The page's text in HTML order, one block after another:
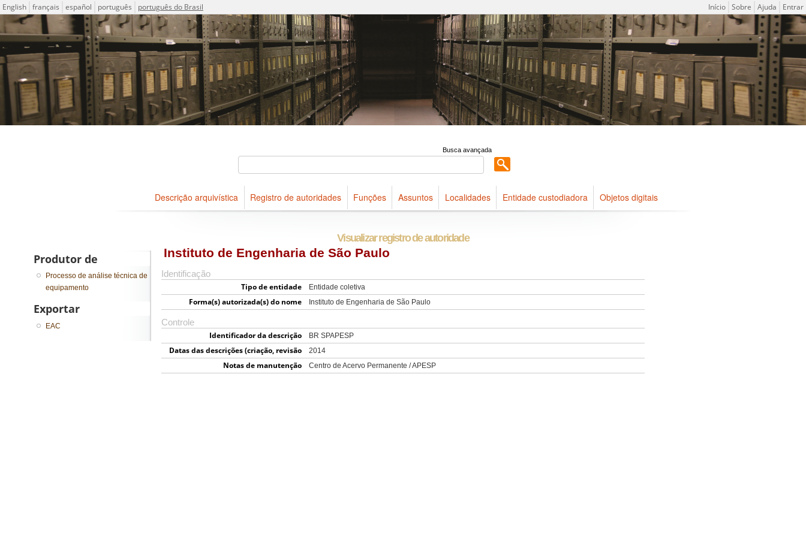
Idioma
English français español português português do Brasil Menu do usuário
Início Sobre Ajuda Entrar
Descrições arquivísticas do acervo do Arquivo Público do Estado de São Paulo
Projeto ICA-AtoM
Busca avançada
Descrição arquivística Registro de autoridades Funções Assuntos Localidades Entidade custodiadora Objetos digitais
Visualizar registro de autoridade
Instituto de Engenharia de São Paulo
Identificação
Tipo de entidade Entidade coletiva
Forma(s) autorizada(s) do nome Instituto de Engenharia de São Paulo
Controle
Identificador da descrição BR SPAPESP
Datas das descrições (criação, revisão
e eliminação)
2014
Notas de manutenção Centro de Acervo Permanente / APESP
Produtor de
Processo de análise técnica de
equipamento
Exportar
EAC